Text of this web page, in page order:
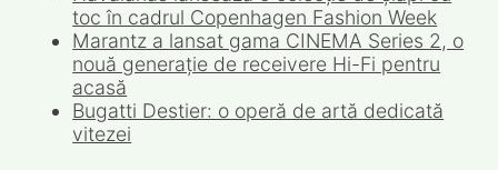
toc în cadrul Copenhagen Fashion Week
Marantz a lansat gama CINEMA Series 2, o
nouă generație de receivere Hi-Fi pentru
acasă
Bugatti Destier: o operă de artă dedicată
vitezei